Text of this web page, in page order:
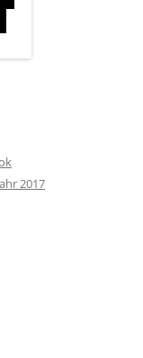
2017